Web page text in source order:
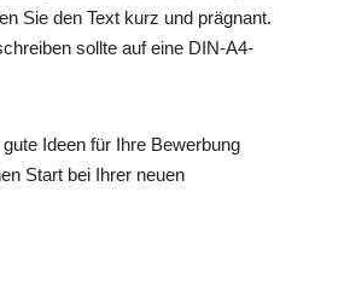
Sie den Text kurz und prägnant.
sollte auf eine DIN-A4-
Ideen für Ihre Bewerbung
Start bei Ihrer neuen